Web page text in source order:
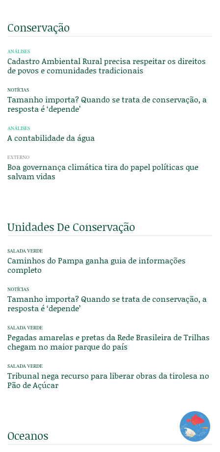
Conservação
ANÁLISES
Cadastro Ambiental Rural precisa respeitar os direitos
de povos e comunidades tradicionais
NOTÍCIAS
Tamanho importa? Quando se trata de conservação, a
resposta é ‘depende’
ANÁLISES
A contabilidade da água
EXTERNO
Boa governança climática tira do papel políticas que
salvam vidas
Unidades De Conservação
SALADA VERDE
Caminhos do Pampa ganha guia de informações
completo
NOTÍCIAS
Tamanho importa? Quando se trata de conservação, a
resposta é ‘depende’
SALADA VERDE
Pegadas amarelas e pretas da Rede Brasileira de Trilhas
chegam no maior parque do país
SALADA VERDE
Tribunal nega recurso para liberar obras da tirolesa no
Pão de Açúcar
Oceanos